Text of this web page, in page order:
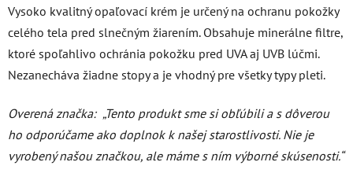
Vysoko kvalitný opaľovací krém je určený na ochranu pokožky
celého tela pred slnečným žiarením. Obsahuje minerálne filtre,
ktoré spoľahlivo ochránia pokožku pred UVA aj UVB lúčmi.
Nezanecháva žiadne stopy a je vhodný pre všetky typy pleti.
Overená značka: „Tento produkt sme si obľúbili a s dôverou
ho odporúčame ako doplnok k našej starostlivosti. Nie je
vyrobený našou značkou, ale máme s ním výborné skúsenosti.“